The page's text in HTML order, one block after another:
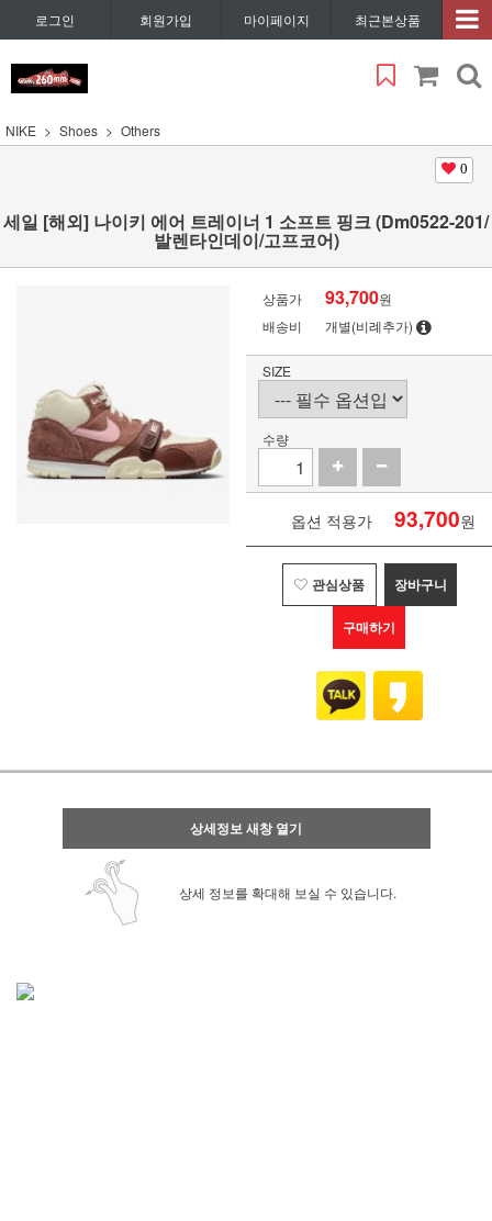
로그인 회원가입 마이페이지 최근본상품
NIKE Shoes Others
0
세일 [해외] 나이키 에어 트레이너 1 소프트 핑크 (Dm0522-201/
발렌타인데이/고프코어)
상품가 93,700원
배송비
개별(비례추가)
SIZE
수량
옵션 적용가 93,700원
관심상품 장바구니
구매하기
상세정보 새창 열기
상세 정보를 확대해 보실 수 있습니다.